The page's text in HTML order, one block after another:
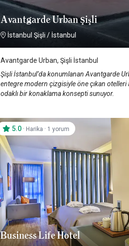
Avantgarde Urban Şişli
İstanbul Şişli / İstanbul
Avantgarde Urban, Şişli İstanbul
Şişli İstanbul’da konumlanan Avantgarde
entegre modern çizgisiyle öne çıkan otelleri
odaklı bir konaklama konsepti sunuyor.
Business Life Hotel
5.0 · Harika · 1 yorum